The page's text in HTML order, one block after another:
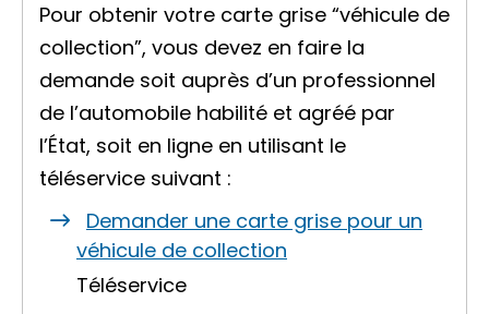
Pour obtenir votre carte grise “véhicule de
collection”, vous devez en faire la
demande soit auprès d’un professionnel
de l’automobile habilité et agréé par
l’État, soit en ligne en utilisant le
téléservice suivant :
Demander une carte grise pour un
véhicule de collection
Téléservice